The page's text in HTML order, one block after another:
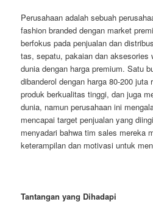
Perusahaan adalah sebuah
fashion branded dengan market
berfokus pada penjualan dan
tas, sepatu, pakaian dan aksesories
dunia dengan harga premium. Satu
dibanderol dengan harga 80-200 juta
produk berkualitas tinggi, dan juga
dunia, namun perusahaan ini
mencapai target penjualan yang
menyadari bahwa tim sales mereka
keterampilan dan motivasi untuk
Tantangan yang Dihadapi